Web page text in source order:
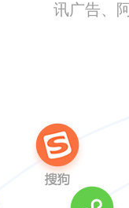
讯广告、